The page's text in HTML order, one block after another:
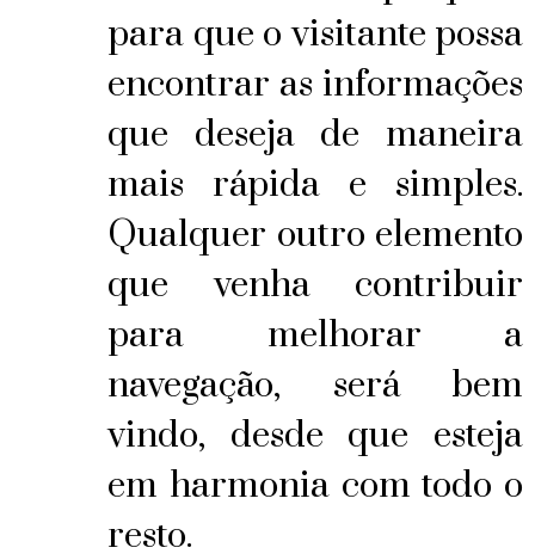
para que o visitante possa
encontrar as informações
que deseja de maneira
mais rápida e simples.
Qualquer outro elemento
que venha contribuir
para melhorar a
navegação, será bem
vindo, desde que esteja
em harmonia com todo o
resto.